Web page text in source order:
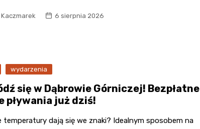
6 sierpnia 2026
wydarzenia
się w Dąbrowie Górniczej! Bezpłatne
pływania już dziś!
temperatury dają się we znaki? Idealnym sposobem na